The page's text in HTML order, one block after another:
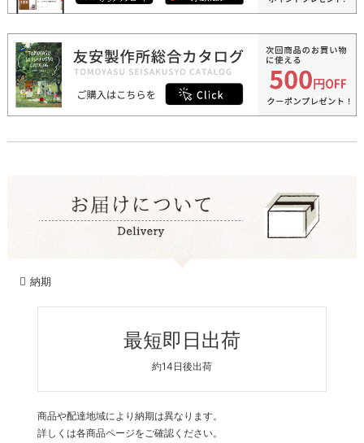
納期
最短即日出荷
約14日後出荷
商品や配達地域により納期は異なります。
詳しくは各商品ページをご確認ください。